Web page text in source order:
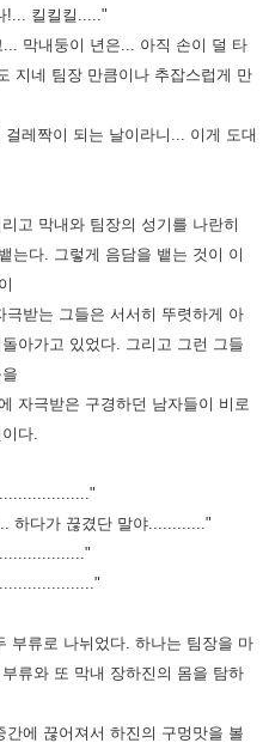
!... 킬킬킬....."
막내둥이 년은... 아직 손이 덜 타
지네 팀장 만큼이나 추잡스럽게 만
레짝이 되는 날이라니... 이게 도대
고 막내와 팀장의 성기를 나란히
는다. 그렇게 음담을 뱉는 것이 이
받는 그들은 서서히 뚜렷하게 아
아가고 있었다. 그리고 그런 그들
자극받은 구경하던 남자들이 비로
다.
하다가 끊겼단 말야............"
부류로 나뉘었다. 하나는 팀장을 마
류와 또 막내 장하진의 몸을 탐하
에 끊어져서 하진의 구멍맛을 볼